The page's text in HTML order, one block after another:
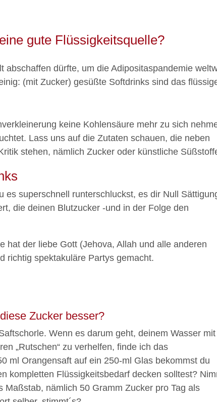
gute Flüssigkeitsquelle?
abschaffen dürfte, um die Adipositaspandemie
(mit Zucker) gesüßte Softdrinks sind das
keine Kohlensäure mehr zu sich
Lass uns auf die Zutaten schauen, die neben
stehen, nämlich Zucker oder künstliche
es superschnell runterschluckst, es dir Null
die deinen Blutzucker -und in der Folge den
hat der liebe Gott (Jehova, Allah und alle anderen
richtig spektakuläre Partys gemacht.
Zucker besser?
Wenn es darum geht, deinem Wasser mit
„Rutschen“ zu verhelfen, finde ich das
ml Orangensaft auf ein 250-ml Glas bekommst du
kompletten Flüssigkeitsbedarf decken solltest?
nämlich 50 Gramm Zucker pro Tag als